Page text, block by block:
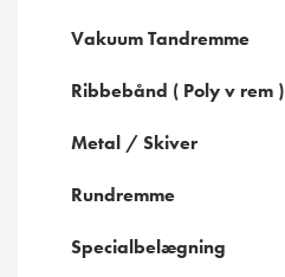
Vakuum Tandremme
Ribbebånd ( Poly v rem )
Metal / Skiver
Rundremme
Specialbelægning